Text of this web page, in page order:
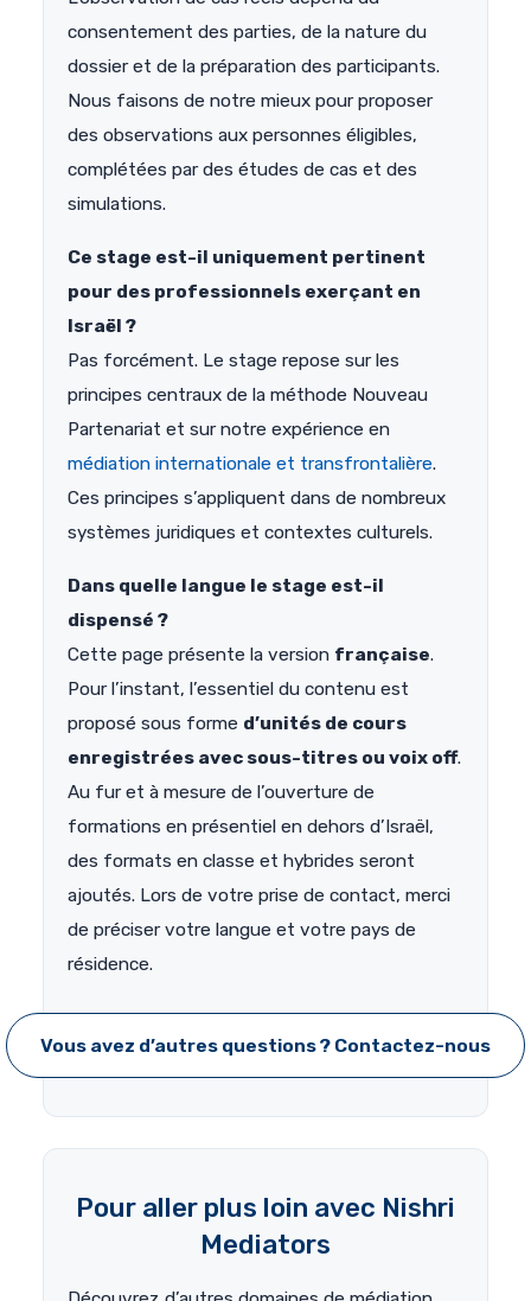
consentement des parties, de la nature du
dossier et de la préparation des participants.
Nous faisons de notre mieux pour proposer
des observations aux personnes éligibles,
complétées par des études de cas et des
simulations.
Ce stage est-il uniquement pertinent
pour des professionnels exerçant en
Israël ?
Pas forcément. Le stage repose sur les
principes centraux de la méthode Nouveau
Partenariat et sur notre expérience en
médiation internationale et transfrontalière.
Ces principes s’appliquent dans de nombreux
systèmes juridiques et contextes culturels.
Dans quelle langue le stage est-il
dispensé ?
Cette page présente la version française.
Pour l’instant, l’essentiel du contenu est
proposé sous forme d’unités de cours
enregistrées avec sous-titres ou voix off.
Au fur et à mesure de l’ouverture de
formations en présentiel en dehors d’Israël,
des formats en classe et hybrides seront
ajoutés. Lors de votre prise de contact, merci
de préciser votre langue et votre pays de
résidence.
Vous avez d’autres questions ? Contactez-nous
Pour aller plus loin avec Nishri
Mediators